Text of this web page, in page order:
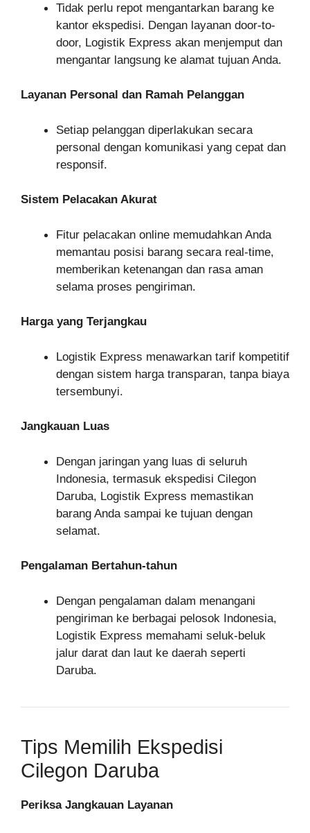
Tidak perlu repot mengantarkan barang ke
kantor ekspedisi. Dengan layanan door-to-
door, Logistik Express akan menjemput dan
mengantar langsung ke alamat tujuan Anda.
Layanan Personal dan Ramah Pelanggan
Setiap pelanggan diperlakukan secara
personal dengan komunikasi yang cepat dan
responsif.
Sistem Pelacakan Akurat
Fitur pelacakan online memudahkan Anda
memantau posisi barang secara real-time,
memberikan ketenangan dan rasa aman
selama proses pengiriman.
Harga yang Terjangkau
Logistik Express menawarkan tarif kompetitif
dengan sistem harga transparan, tanpa biaya
tersembunyi.
Jangkauan Luas
Dengan jaringan yang luas di seluruh
Indonesia, termasuk ekspedisi Cilegon
Daruba, Logistik Express memastikan
barang Anda sampai ke tujuan dengan
selamat.
Pengalaman Bertahun-tahun
Dengan pengalaman dalam menangani
pengiriman ke berbagai pelosok Indonesia,
Logistik Express memahami seluk-beluk
jalur darat dan laut ke daerah seperti
Daruba.
Tips Memilih Ekspedisi
Cilegon Daruba
Periksa Jangkauan Layanan